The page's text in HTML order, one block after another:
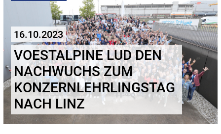
16.10.2023
VOESTALPINE LUD DEN
NACHWUCHS ZUM
KONZERNLEHRLINGSTAG
NACH LINZ